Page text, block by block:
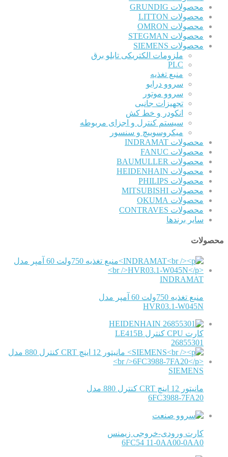
محصولات GRUNDIG
محصولات LITTON
محصولات OMRON
محصولات STEGMAN
محصولات SIEMENS
ملزومات الکتریکی تابلو برق
PLC
منبع تغذیه
سروو درایو
سروو موتور
تجهیزات جانبی
انکودر و خط کش
سیستم کنترل و اجزای مربوطه
میکروسوییچ و سنسور
محصولات INDRAMAT
محصولات FANUC
محصولات BAUMULLER
محصولات HEIDENHAIN
محصولات PHILIPS
محصولات MITSUBISHI
محصولات OKUMA
محصولات CONTRAVES
سایر برندها
محصولات
INDRAMAT
منبع تغذیه 750ولت 60 آمپر مدل
HVR03.1-W045N
HEIDENHAIN
کارت CPU کنترل LE415B
26855301
SIEMENS
مانیتور 12 اینچ CRT کنترل 880 مدل
6FC3988-7FA20
کارت ورودی-خروجی زیمنس
6FC54 11-0AA00-0AA0